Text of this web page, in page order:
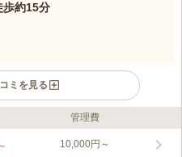
歩約15分
ミを見る
立像を台座の上に安置している合同
管理費
10,000円～